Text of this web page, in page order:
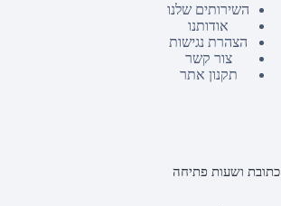
השירותים שלנו
אודותנו
הצהרת נגישות
צור קשר
תקנון אתר
כתובת ושעות פתיחה